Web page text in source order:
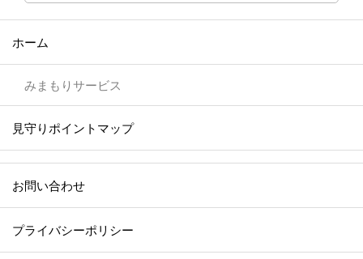
ホーム
みまもりサービス
見守りポイントマップ
お問い合わせ
プライバシーポリシー